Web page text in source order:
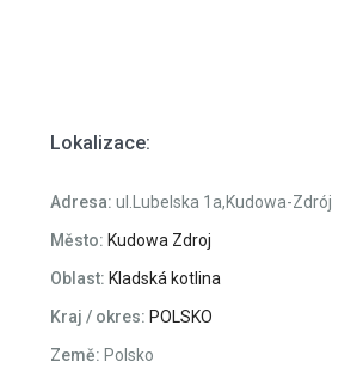
Lokalizace:
Adresa: ul.Lubelska 1a,Kudowa-Zdrój
Město: Kudowa Zdroj
Oblast: Kladská kotlina
Kraj / okres: POLSKO
Země: Polsko